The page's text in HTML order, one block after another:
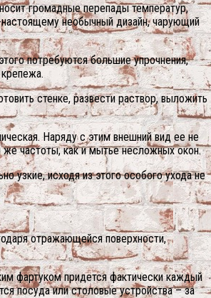
громадные перепады температур,
необычный дизайн, чарующий
потребуются большие упрочнения,
стенке, развести раствор, выложить
Наряду с этим внешний вид ее не
же частоты, как и мытье несложных окон.
узкие, исходя из этого особого ухода не
отражающейся поверхности,
фартуком придется фактически каждый
посуда или столовые устройства – за